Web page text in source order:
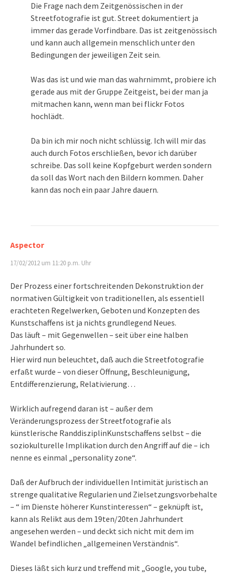
Die Frage nach dem Zeitgenössischen in der
Streetfotografie ist gut. Street dokumentiert ja
immer das gerade Vorfindbare. Das ist zeitgenössisch
und kann auch allgemein menschlich unter den
Bedingungen der jeweiligen Zeit sein.
Was das ist und wie man das wahrnimmt, probiere ich
gerade aus mit der Gruppe Zeitgeist, bei der man ja
mitmachen kann, wenn man bei flickr Fotos
hochlädt.
Da bin ich mir noch nicht schlüssig. Ich will mir das
auch durch Fotos erschließen, bevor ich darüber
schreibe. Das soll keine Kopfgeburt werden sondern
da soll das Wort nach den Bildern kommen. Daher
kann das noch ein paar Jahre dauern.
Aspector
17/02/2012 um 11:20 p.m. Uhr
Der Prozess einer fortschreitenden Dekonstruktion der
normativen Gültigkeit von traditionellen, als essentiell
erachteten Regelwerken, Geboten und Konzepten des
Kunstschaffens ist ja nichts grundlegend Neues.
Das läuft – mit Gegenwellen – seit über eine halben
Jahrhundert so.
Hier wird nun beleuchtet, daß auch die Streetfotografie
erfaßt wurde – von dieser Öffnung, Beschleunigung,
Entdifferenzierung, Relativierung…
Wirklich aufregend daran ist – außer dem
Veränderungsprozess der Streetfotografie als
künstlerische RanddisziplinKunstschaffens selbst – die
soziokulturelle Implikation durch den Angriff auf die – ich
nenne es einmal „personality zone“.
Daß der Aufbruch der individuellen Intimität juristisch an
strenge qualitative Regularien und Zielsetzungsvorbehalte
– “ im Dienste höherer Kunstinteressen“ – geknüpft ist,
kann als Relikt aus dem 19ten/20ten Jahrhundert
angesehen werden – und deckt sich nicht mit dem im
Wandel befindlichen „allgemeinen Verständnis“.
Dieses läßt sich kurz und treffend mit „Google, you tube,